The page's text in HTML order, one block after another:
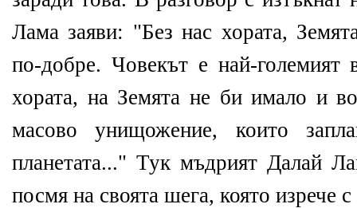
Лама заяви: "Без нас хората,
по-добре. Човекът е най-големият
хората, на Земята не би имало и
масово унищожение, които
планетата..." Тук мъдрият Далай
посмя на своята шега, която изрече